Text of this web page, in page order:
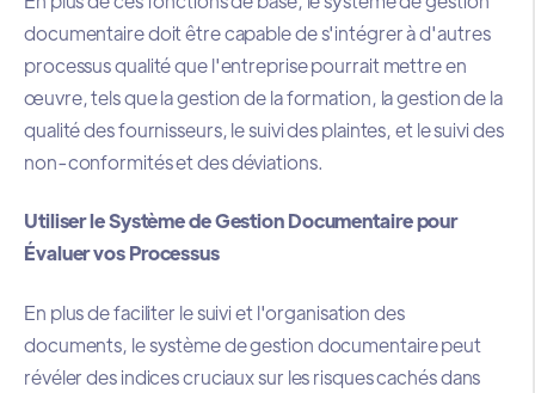
documentaire doit être capable de s'intégrer à d'autres
processus qualité que l'entreprise pourrait mettre en
œuvre, tels que la gestion de la formation, la gestion de la
qualité des fournisseurs, le suivi des plaintes, et le suivi des
non-conformités et des déviations.
Utiliser le Système de Gestion Documentaire pour
Évaluer vos Processus
En plus de faciliter le suivi et l'organisation des
documents, le système de gestion documentaire peut
révéler des indices cruciaux sur les risques cachés dans